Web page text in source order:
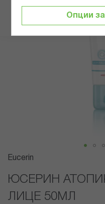
Преминете
началото
галерия
Eucerin
ЮСЕРИН
ЛИЦЕ 50МЛ
Опции